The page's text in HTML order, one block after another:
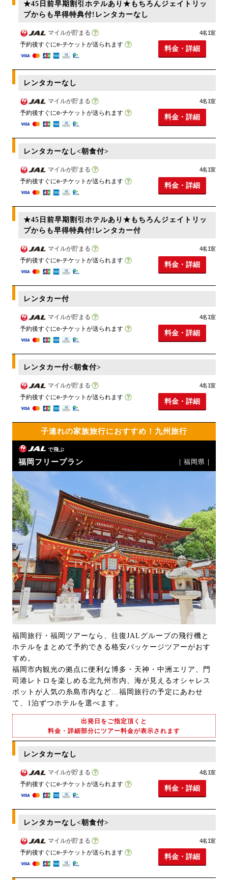
★45日前早期割引ホテルあり★もちろんジェイトリッ
プからも早得特典付!レンタカーなし
マイルが貯まる
予約後すぐにe-チケットが送られます
4名1室
料金・詳細
レンタカーなし
マイルが貯まる
予約後すぐにe-チケットが送られます
4名1室
料金・詳細
レンタカーなし<朝食付>
マイルが貯まる
予約後すぐにe-チケットが送られます
4名1室
料金・詳細
★45日前早期割引ホテルあり★もちろんジェイトリッ
プからも早得特典付!レンタカー付
マイルが貯まる
予約後すぐにe-チケットが送られます
4名1室
料金・詳細
レンタカー付
マイルが貯まる
予約後すぐにe-チケットが送られます
4名1室
料金・詳細
レンタカー付<朝食付>
マイルが貯まる
予約後すぐにe-チケットが送られます
4名1室
料金・詳細
子連れの家族旅行におすすめ！九州旅行
で飛ぶ
福岡フリープラン ｜福岡県｜
福岡旅行・福岡ツアーなら、往復JALグループの飛行機と
ホテルをまとめて予約できる格安パッケージツアーがおす
すめ。
福岡市内観光の拠点に便利な博多・天神・中洲エリア、門
司港レトロを楽しめる北九州市内、海が見えるオシャレス
ポットが人気の糸島市内など…福岡旅行の予定にあわせ
て、1泊ずつホテルを選べます。
出発日をご指定頂くと
料金・詳細部分にツアー料金が表示されます
レンタカーなし
マイルが貯まる
予約後すぐにe-チケットが送られます
4名1室
料金・詳細
レンタカーなし<朝食付>
マイルが貯まる
予約後すぐにe-チケットが送られます
4名1室
料金・詳細